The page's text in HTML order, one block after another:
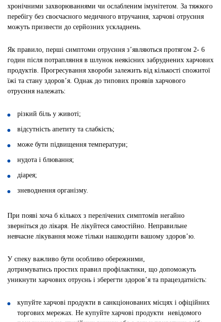
хронічними захворюваннями чи ослабленим імунітетом. За тяжкого
перебігу без своєчасного медичного втручання, харчові отруєння
можуть призвести до серйозних ускладнень.
Як правило, перші симптоми отруєння з’являються протягом 2- 6
годин після потрапляння в шлунок неякісних забруднених харчових
продуктів. Прогресування хвороби залежить від кількості спожитої
їжі та стану здоров’я. Однак до типових проявів харчового
отруєння належать:
різкий біль у животі;
відсутність апетиту та слабкість;
може бути підвищення температури;
нудота і блювання;
діарея;
зневоднення організму.
При появі хоча б кількох з перелічених симптомів негайно
зверніться до лікаря. Не лікуйтеся самостійно. Неправильне
невчасне лікування може тільки нашкодити вашому здоров’ю.
У спеку важливо бути особливо обережними,
дотримуватись простих правил профілактики, що допоможуть
уникнути харчових отруєнь і зберегти здоров’я та працездатність:
купуйте харчові продукти в санкціонованих місцях і офіційних
торгових мережах. Не купуйте харчові продукти невідомого